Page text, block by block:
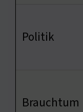
Politik
Brauchtum